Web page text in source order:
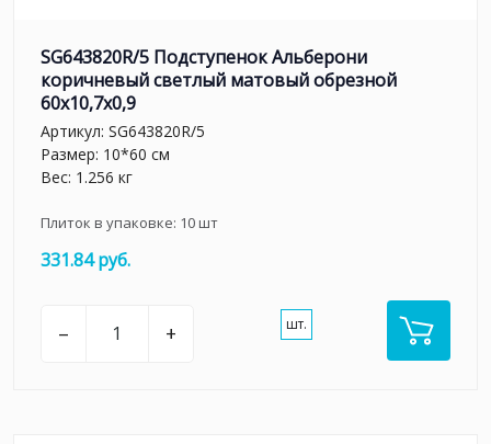
SG643820R/5 Подступенок Альберони
коричневый светлый матовый обрезной
60x10,7x0,9
Артикул: SG643820R/5
Размер: 10*60 см
Вес: 1.256 кг
Плиток в упаковке: 10шт
331.84 руб.
– + шт.